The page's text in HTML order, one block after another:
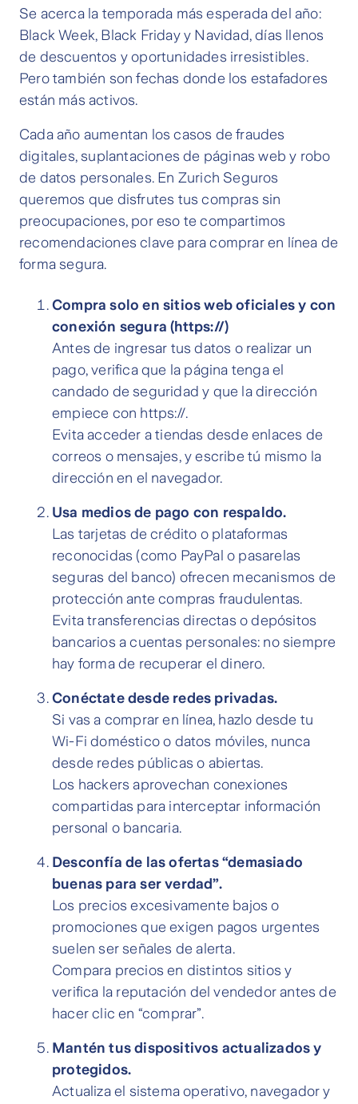
Se acerca la temporada más esperada del año:
Black Week, Black Friday y Navidad, días llenos
de descuentos y oportunidades irresistibles.
Pero también son fechas donde los estafadores
están más activos.
Cada año aumentan los casos de fraudes
digitales, suplantaciones de páginas web y robo
de datos personales. En Zurich Seguros
queremos que disfrutes tus compras sin
preocupaciones, por eso te compartimos
recomendaciones clave para comprar en línea de
forma segura.
Compra solo en sitios web oficiales y con
conexión segura (https://)
Antes de ingresar tus datos o realizar un
pago, verifica que la página tenga el
candado de seguridad y que la dirección
empiece con https://.
Evita acceder a tiendas desde enlaces de
correos o mensajes, y escribe tú mismo la
dirección en el navegador.
Usa medios de pago con respaldo.
Las tarjetas de crédito o plataformas
reconocidas (como PayPal o pasarelas
seguras del banco) ofrecen mecanismos de
protección ante compras fraudulentas.
Evita transferencias directas o depósitos
bancarios a cuentas personales: no siempre
hay forma de recuperar el dinero.
Conéctate desde redes privadas.
Si vas a comprar en línea, hazlo desde tu
Wi-Fi doméstico o datos móviles, nunca
desde redes públicas o abiertas.
Los hackers aprovechan conexiones
compartidas para interceptar información
personal o bancaria.
Desconfía de las ofertas “demasiado
buenas para ser verdad”.
Los precios excesivamente bajos o
promociones que exigen pagos urgentes
suelen ser señales de alerta.
Compara precios en distintos sitios y
verifica la reputación del vendedor antes de
hacer clic en “comprar”.
Mantén tus dispositivos actualizados y
protegidos.
Actualiza el sistema operativo, navegador y